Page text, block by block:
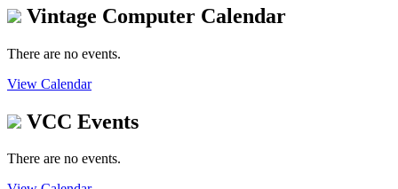
Vintage Computer Calendar
There are no events.
View Calendar
VCC Events
There are no events.